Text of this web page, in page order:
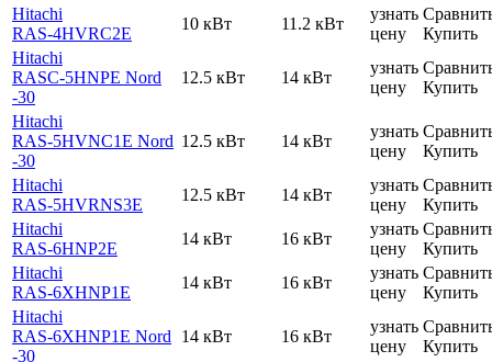
Hitachi
RAS-4HVRC2E
10 кВт 11.2 кВт
узнать
цену
Купить
Hitachi
RASC-5HNPE Nord
-30
12.5 кВт 14 кВт
узнать
цену
Купить
Hitachi
RAS-5HVNC1E Nord
-30
12.5 кВт 14 кВт
узнать
цену
Купить
Hitachi
RAS-5HVRNS3E
12.5 кВт 14 кВт
узнать
цену
Купить
Hitachi
RAS-6HNP2E
14 кВт 16 кВт
узнать
цену
Купить
Hitachi
RAS-6XHNP1E
14 кВт 16 кВт
узнать
цену
Купить
Hitachi
RAS-6XHNP1E Nord
-30
14 кВт 16 кВт
узнать
цену
Купить